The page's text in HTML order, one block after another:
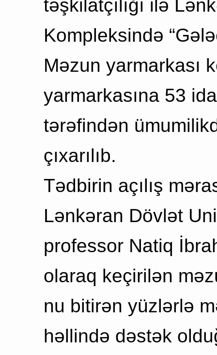
təşkilatçılığı ilə
Kompleksində
Məzun yarmarkası
yarmarkasına 53
tərəfindən
çıxarılıb.
Tədbirin açılış
Lənkəran Dövlət
professor Natiq
olaraq keçirilən
nu bitirən yüzlərlə
həllində dəstək